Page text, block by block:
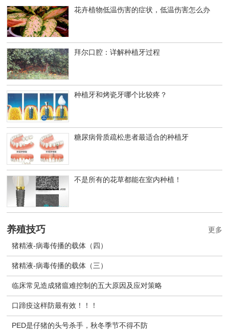
花卉植物低温伤害的症状，低温伤害怎么办
拜尔口腔：详解种植牙过程
种植牙和烤瓷牙哪个比较疼？
糖尿病骨质疏松患者最适合的种植牙
不是所有的花草都能在室内种植！
养殖技巧
猪精液-病毒传播的载体（四）
猪精液-病毒传播的载体（三）
临床常见造成猪瘟难控制的五大原因及应对策略
口蹄疫这样防最有效！！！
PED是仔猪的头号杀手，秋冬季节不得不防
更多